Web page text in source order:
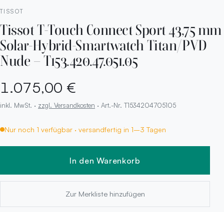
TISSOT
Tissot T-Touch Connect Sport 43,75 mm
Solar-Hybrid-Smartwatch Titan/PVD
Nude – T153.420.47.051.05
1.075,00 €
inkl. MwSt. · zzgl. Versandkosten · Art.-Nr. T1534204705105
Nur noch 1 verfügbar · versandfertig in 1–3 Tagen
In den Warenkorb
Zur Merkliste hinzufügen